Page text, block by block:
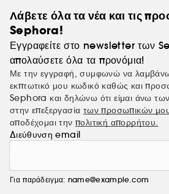
Λάβετε όλα τα νέα και τις
Sephora!
Εγγραφείτε στο newsletter των
απολαύσετε όλα τα προνόμια!
Με την εγγραφή, συμφωνώ να
εκπτωτικό μου κωδικό καθώς και
Sephora και δηλώνω ότι είμαι άνω
στην επεξεργασία των προσωπικών
αποδέχομαι την πολιτική απορρήτου.
Διεύθυνση email
Για παράδειγμα: name@example.com